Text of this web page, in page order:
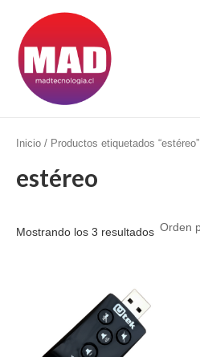
contenido
s
c
p
r
Inicio / Productos etiquetados “estéreo”
estéreo
Mostrando los 3 resultados